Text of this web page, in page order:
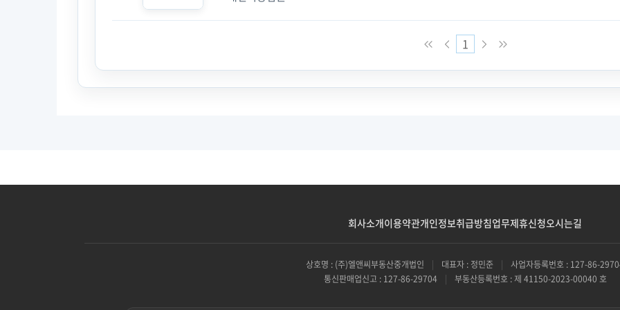
1
회사소개이용약관개인정보취급방침업무제휴신청오시는길
상호명 : (주)엘앤씨부동산중개법인 | 대표자 : 정민준 |
사업자등록번호 : 127-86-
통신판매업신고 : 127-86-29704
| 부동산등록번호 : 제 41150-2023-00040 호